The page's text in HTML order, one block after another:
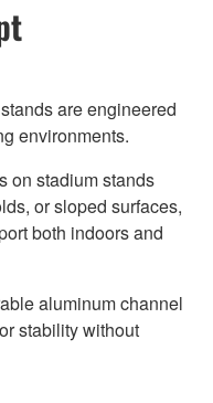
are engineered
environments.
on stadium stands
or sloped surfaces,
both indoors and
aluminum channel
stability without